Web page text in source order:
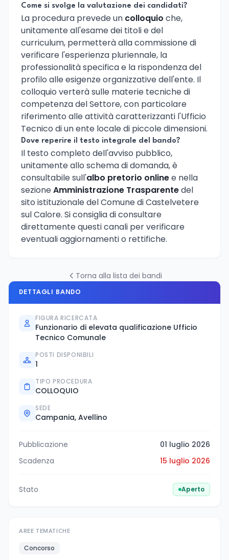
Come si svolge la valutazione dei candidati?
La procedura prevede un colloquio che,
unitamente all'esame dei titoli e del
curriculum, permetterà alla commissione di
verificare l'esperienza pluriennale, la
professionalità specifica e la rispondenza del
profilo alle esigenze organizzative dell'ente. Il
colloquio verterà sulle materie tecniche di
competenza del Settore, con particolare
riferimento alle attività caratterizzanti l'Ufficio
Tecnico di un ente locale di piccole dimensioni.
Dove reperire il testo integrale del bando?
Il testo completo dell'avviso pubblico,
unitamente allo schema di domanda, è
consultabile sull'albo pretorio onlinee nella
sezioneAmministrazione Trasparentedel
sito istituzionale del Comune di Castelvetere
sul Calore. Si consiglia di consultare
direttamente questi canali per verificare
eventuali aggiornamenti o rettifiche.
Torna alla lista dei bandi
DETTAGLI BANDO
FIGURA RICERCATA
Funzionario di elevata qualificazione Ufficio
Tecnico Comunale
POSTI DISPONIBILI
1
TIPO PROCEDURA
COLLOQUIO
SEDE
Campania, Avellino
Pubblicazione
01 luglio 2026
Scadenza
15 luglio 2026
Stato Aperto
AREE TEMATICHE
Concorso